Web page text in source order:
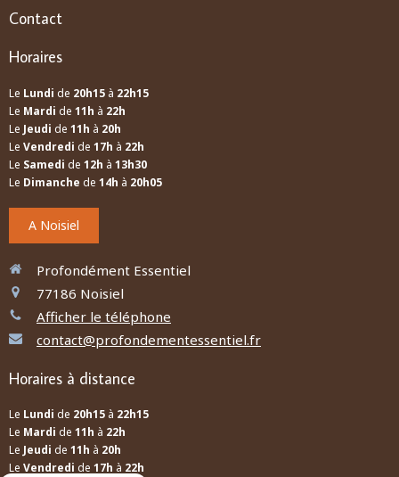
Contact
Horaires
Le Lundi de 20h15 à 22h15
Le Mardi de 11h à 22h
Le Jeudi de 11h à 20h
Le Vendredi de 17h à 22h
Le Samedi de 12h à 13h30
Le Dimanche de 14h à 20h05
A Noisiel
Profondément Essentiel
77186 Noisiel
Afficher le téléphone
contact@profondementessentiel.fr
Horaires à distance
Le Lundi de 20h15 à 22h15
Le Mardi de 11h à 22h
Le Jeudi de 11h à 20h
Le Vendredi de 17h à 22h